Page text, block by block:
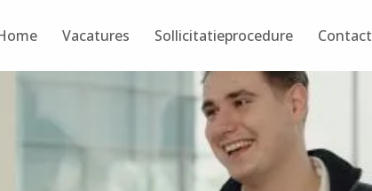
Vacatures Sollicitatieprocedure Contact